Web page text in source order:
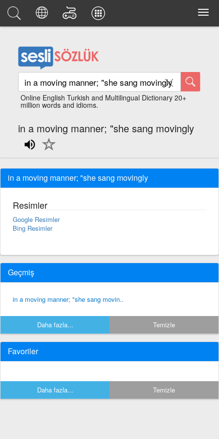
Online English Turkish and Multilingual Dictionary 20+
million words and idioms.
in a moving manner; "she sang movingly
in a moving manner; "she sang movingly
Resimler
Google Resimler
Bing Resimler
Geçmiş
in a moving manner; "she sang movin..
Daha fazla... Temizle
Favoriler
Daha fazla... Temizle